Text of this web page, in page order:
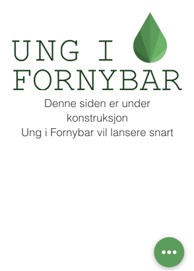
Denne siden er under
konstruksjon
Ung i Fornybar vil lansere snart